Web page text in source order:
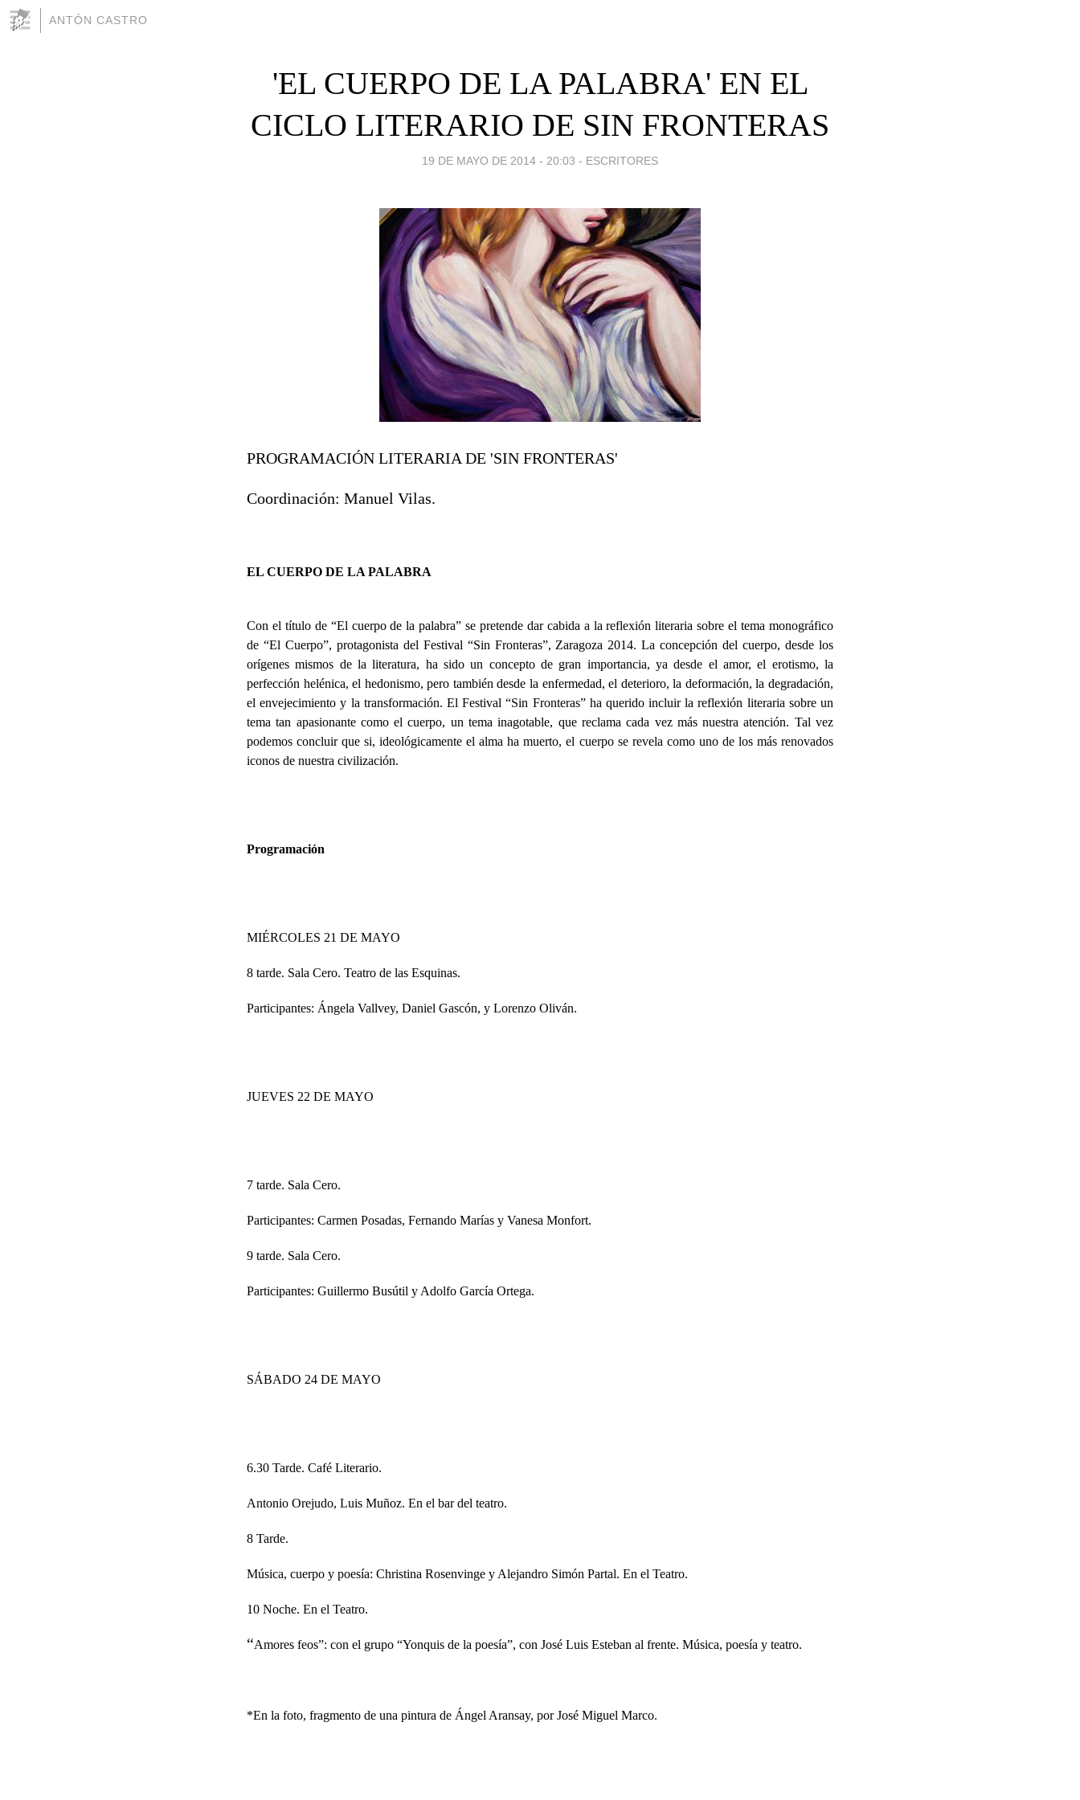
ANTÓN CASTRO
'EL CUERPO DE LA PALABRA' EN EL
CICLO LITERARIO DE SIN FRONTERAS
19 DE MAYO DE 2014 - 20:03 - ESCRITORES
PROGRAMACIÓN LITERARIA DE 'SIN FRONTERAS'
Coordinación: Manuel Vilas.
EL CUERPO DE LA PALABRA
Con el título de “El cuerpo de la palabra” se pretende dar cabida a la reflexión literaria sobre el tema monográfico
de “El Cuerpo”, protagonista del Festival “Sin Fronteras”, Zaragoza 2014. La concepción del cuerpo, desde los
orígenes mismos de la literatura, ha sido un concepto de gran importancia, ya desde el amor, el erotismo, la
perfección helénica, el hedonismo, pero también desde la enfermedad, el deterioro, la deformación, la degradación,
el envejecimiento y la transformación. El Festival “Sin Fronteras” ha querido incluir la reflexión literaria sobre un
tema tan apasionante como el cuerpo, un tema inagotable, que reclama cada vez más nuestra atención. Tal vez
podemos concluir que si, ideológicamente el alma ha muerto, el cuerpo se revela como uno de los más renovados
iconos de nuestra civilización.
Programación
MIÉRCOLES 21 DE MAYO
8 tarde. Sala Cero. Teatro de las Esquinas.
Participantes: Ángela Vallvey, Daniel Gascón, y Lorenzo Oliván.
JUEVES 22 DE MAYO
7 tarde. Sala Cero.
Participantes: Carmen Posadas, Fernando Marías y Vanesa Monfort.
9 tarde. Sala Cero.
Participantes: Guillermo Busútil y Adolfo García Ortega.
SÁBADO 24 DE MAYO
6.30 Tarde. Café Literario.
Antonio Orejudo, Luis Muñoz. En el bar del teatro.
8 Tarde.
Música, cuerpo y poesía: Christina Rosenvinge y Alejandro Simón Partal. En el Teatro.
10 Noche. En el Teatro.
“Amores feos”: con el grupo “Yonquis de la poesía”, con José Luis Esteban al frente. Música, poesía y teatro.
*En la foto, fragmento de una pintura de Ángel Aransay, por José Miguel Marco.